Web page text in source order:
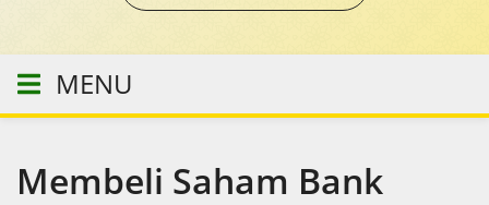
MENU
Membeli Saham Bank